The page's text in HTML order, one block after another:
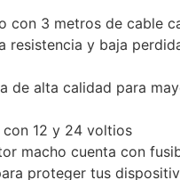
con 3 metros de cable
resistencia y baja
de alta calidad para
con 12 y 24 voltios
macho cuenta con
proteger tus